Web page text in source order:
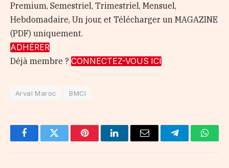
Premium, Semestriel, Trimestriel, Mensuel,
Hebdomadaire, Un jour, et Télécharger un MAGAZINE
(PDF) uniquement.
ADHÉRER
Déjà membre ? CONNECTEZ-VOUS ICI
Arval Maroc BMCI
FacebookTwitter PinterestLinkedInEmail Telegram